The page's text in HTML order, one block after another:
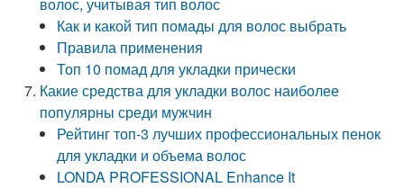
Как и какой тип помады для волос выбрать
Правила применения
Топ 10 помад для укладки прически
Какие средства для укладки волос наиболее
популярны среди мужчин
Рейтинг топ-3 лучших профессиональных пенок
для укладки и объема волос
LONDA PROFESSIONAL Enhance It